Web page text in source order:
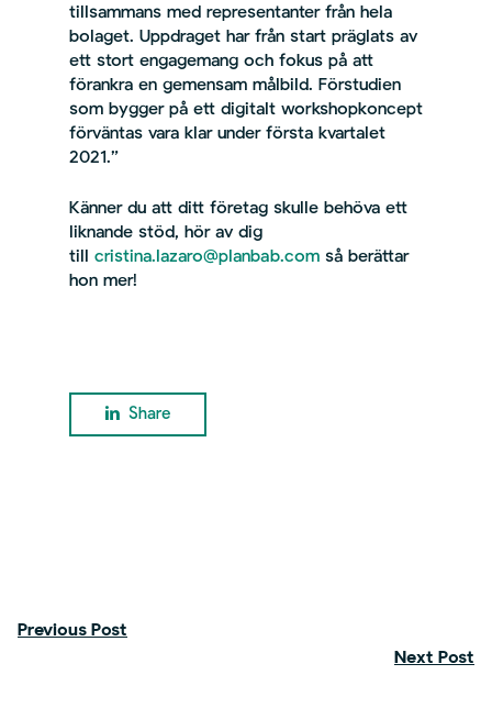
tillsammans med representanter från hela
bolaget. Uppdraget har från start präglats av
ett stort engagemang och fokus på att
förankra en gemensam målbild. Förstudien
som bygger på ett digitalt workshopkoncept
förväntas vara klar under första kvartalet
2021.”
Känner du att ditt företag skulle behöva ett
liknande stöd, hör av dig
till cristina.lazaro@planbab.com så berättar
hon mer!
Share
Previous Post
Next Post